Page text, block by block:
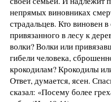
непрямых виновниках
страдальцев. Кто виновен
привязанного в лесу к
волки? Волки или
гибели человека,
крокодилам? Крокодилы
Ответ, думается, ясен.
сказал: «Посему более